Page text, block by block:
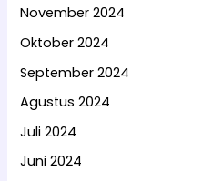
November 2024
Oktober 2024
September 2024
Agustus 2024
Juli 2024
Juni 2024